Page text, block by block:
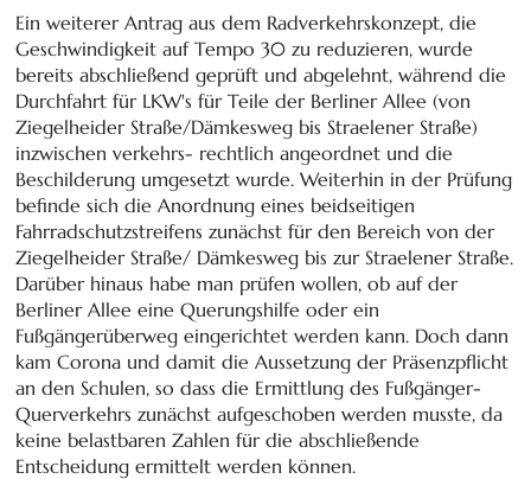
Ein weiterer Antrag aus dem Radverkehrskonzept, die
Geschwindigkeit auf Tempo 30 zu reduzieren, wurde
bereits abschließend geprüft und abgelehnt, während die
Durchfahrt für LKW's für Teile der Berliner Allee (von
Ziegelheider Straße/Dämkesweg bis Straelener Straße)
inzwischen verkehrs- rechtlich angeordnet und die
Beschilderung umgesetzt wurde. Weiterhin in der Prüfung
befinde sich die Anordnung eines beidseitigen
Fahrradschutzstreifens zunächst für den Bereich von der
Ziegelheider Straße/ Dämkesweg bis zur Straelener Straße.
Darüber hinaus habe man prüfen wollen, ob auf der
Berliner Allee eine Querungshilfe oder ein
Fußgängerüberweg eingerichtet werden kann. Doch dann
kam Corona und damit die Aussetzung der Präsenzpflicht
an den Schulen, so dass die Ermittlung des Fußgänger-
Querverkehrs zunächst aufgeschoben werden musste, da
keine belastbaren Zahlen für die abschließende
Entscheidung ermittelt werden können.